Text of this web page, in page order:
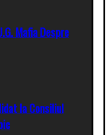
Mafia Despre
la Consiliul